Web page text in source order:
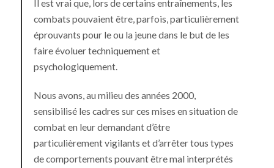
Il est vrai que, lors de certains entraînements, les
combats pouvaient être, parfois, particulièrement
éprouvants pour le ou la jeune dans le but de les
faire évoluer techniquement et
psychologiquement.
Nous avons, au milieu des années 2000,
sensibilisé les cadres sur ces mises en situation de
combat en leur demandant d’être
particulièrement vigilants et d’arrêter tous types
de comportements pouvant être mal interprétés